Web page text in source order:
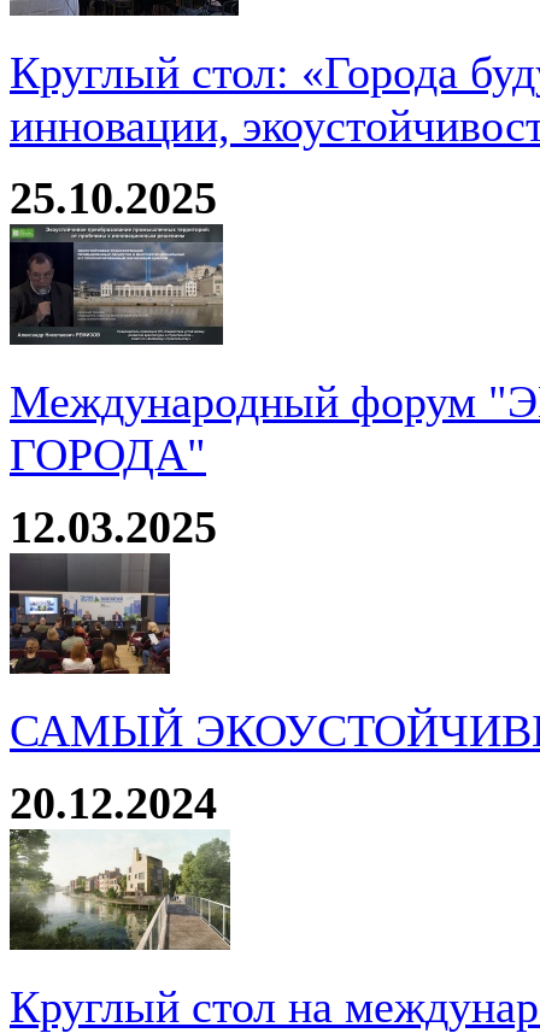
Круглый стол: «Города
инновации,
25.10.2025
Международный
ГОРОДА"
12.03.2025
САМЫЙ
20.12.2024
Круглый стол на